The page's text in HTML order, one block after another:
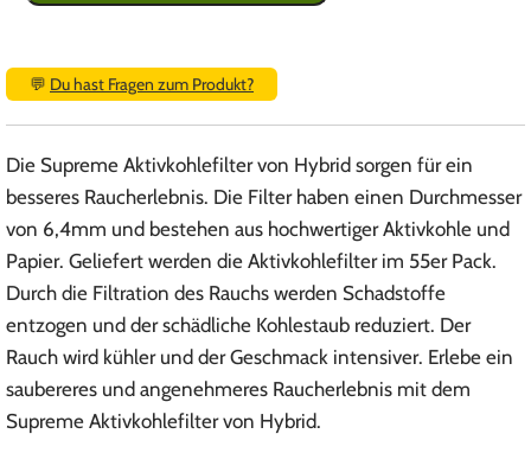
💬 Du hast Fragen zum Produkt?
Die Supreme Aktivkohlefilter von Hybrid sorgen für ein
besseres Raucherlebnis. Die Filter haben einen Durchmesser
von 6,4mm und bestehen aus hochwertiger Aktivkohle und
Papier. Geliefert werden die Aktivkohlefilter im 55er Pack.
Durch die Filtration des Rauchs werden Schadstoffe
entzogen und der schädliche Kohlestaub reduziert. Der
Rauch wird kühler und der Geschmack intensiver. Erlebe ein
saubereres und angenehmeres Raucherlebnis mit dem
Supreme Aktivkohlefilter von Hybrid.